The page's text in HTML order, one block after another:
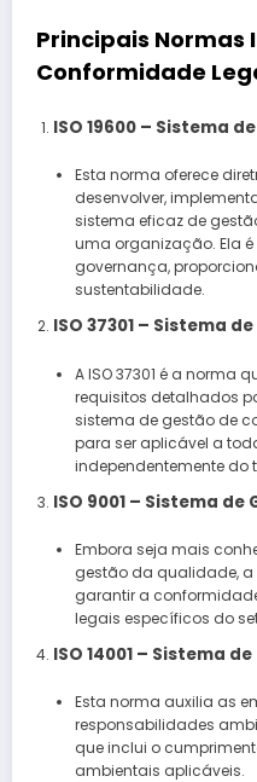
Principais Normas
Conformidade
ISO 19600 – Sistema
Esta norma oferece
desenvolver,
sistema eficaz de
uma organização. Ela
governança,
sustentabilidade.
ISO 37301 – Sistema
A ISO 37301 é a norma
requisitos detalhados
sistema de gestão de
para ser aplicável a
independentemente do
ISO 9001 – Sistema
Embora seja mais
gestão da qualidade, a
garantir a
legais específicos do
ISO 14001 – Sistema
Esta norma auxilia as
responsabilidades
que inclui o
ambientais aplicáveis.